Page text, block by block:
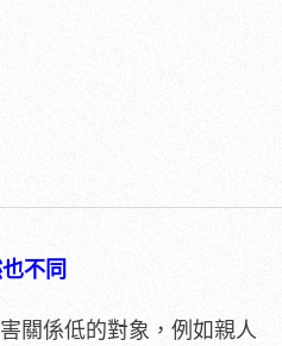
不同
關係低的對象，例如親人